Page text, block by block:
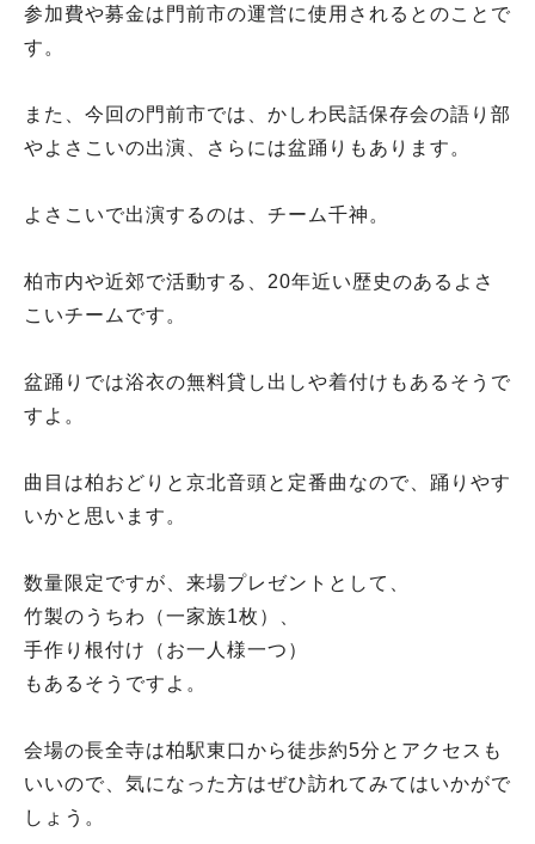
参加費や募金は門前市の運営に使用されるとのことで
す。
また、今回の門前市では、かしわ民話保存会の語り部
やよさこいの出演、さらには盆踊りもあります。
よさこいで出演するのは、チーム千神。
柏市内や近郊で活動する、20年近い歴史のあるよさ
こいチームです。
盆踊りでは浴衣の無料貸し出しや着付けもあるそうで
すよ。
曲目は柏おどりと京北音頭と定番曲なので、踊りやす
いかと思います。
数量限定ですが、来場プレゼントとして、
竹製のうちわ（一家族1枚）、
手作り根付け（お一人様一つ）
もあるそうですよ。
会場の長全寺は柏駅東口から徒歩約5分とアクセスも
いいので、気になった方はぜひ訪れてみてはいかがで
しょう。